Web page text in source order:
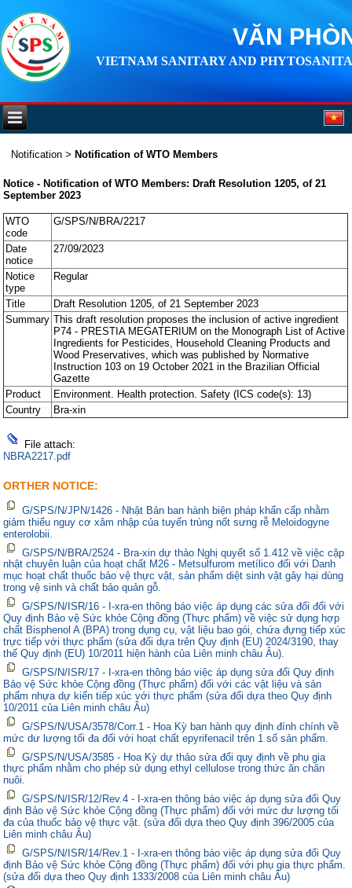
VĂN
VIETNAM SANITARY AND
Notification > Notification of WTO Members
Notice - Notification of WTO Members: Draft Resolution 1205, of 21
September 2023
WTO
code
G/SPS/N/BRA/2217
Date
notice
27/09/2023
Notice
type
Regular
Title
Draft Resolution 1205, of 21 September 2023
Summary This draft resolution proposes the inclusion of active ingredient
P74 - PRESTIA MEGATERIUM on the Monograph List of Active
Ingredients for Pesticides, Household Cleaning Products and
Wood Preservatives, which was published by Normative
Instruction 103 on 19 October 2021 in the Brazilian Official
Gazette
Product
Environment. Health protection. Safety (ICS code(s): 13)
Country
Bra-xin
File attach:
NBRA2217.pdf
ORTHER NOTICE:
G/SPS/N/JPN/1426 - Nhật Bản ban hành biện pháp khẩn cấp nhằm
giảm thiểu nguy cơ xâm nhập của tuyến trùng nốt sưng rễ Meloidogyne
enterolobii.
G/SPS/N/BRA/2524 - Bra-xin dự thảo Nghị quyết số 1.412 về việc cập
nhật chuyên luận của hoạt chất M26 - Metsulfurom metílico đối với Danh
mục hoạt chất thuốc bảo vệ thực vật, sản phẩm diệt sinh vật gây hại dùng
trong vệ sinh và chất bảo quản gỗ.
G/SPS/N/ISR/16 - I-xra-en thông báo việc áp dụng các sửa đổi đối với
Quy định Bảo vệ Sức khỏe Cộng đồng (Thực phẩm) về việc sử dụng hợp
chất Bisphenol A (BPA) trong dụng cụ, vật liệu bao gói, chứa đựng tiếp xúc
trực tiếp với thực phẩm (sửa đổi dựa trên Quy định (EU) 2024/3190, thay
thế Quy định (EU) 10/2011 hiện hành của Liên minh châu Âu).
G/SPS/N/ISR/17 - I-xra-en thông báo việc áp dụng sửa đổi Quy định
Bảo vệ Sức khỏe Cộng đồng (Thực phẩm) đối với các vật liệu và sản
phẩm nhựa dự kiến tiếp xúc với thực phẩm (sửa đổi dựa theo Quy định
10/2011 của Liên minh châu Âu)
G/SPS/N/USA/3578/Corr.1 - Hoa Kỳ ban hành quy định đính chính về
mức dư lượng tối đa đối với hoạt chất epyrifenacil trên 1 số sản phẩm.
G/SPS/N/USA/3585 - Hoa Kỳ dự thảo sửa đổi quy định về phụ gia
thực phẩm nhằm cho phép sử dụng ethyl cellulose trong thức ăn chăn
nuôi.
G/SPS/N/ISR/12/Rev.4 - I-xra-en thông báo việc áp dụng sửa đổi Quy
định Bảo vệ Sức khỏe Cộng đồng (Thực phẩm) đối với mức dư lượng tối
đa của thuốc bảo vệ thực vật. (sửa đổi dựa theo Quy định 396/2005 của
Liên minh châu Âu)
G/SPS/N/ISR/14/Rev.1 - I-xra-en thông báo việc áp dụng sửa đổi Quy
định Bảo vệ Sức khỏe Cộng đồng (Thực phẩm) đối với phụ gia thực phẩm.
(sửa đổi dựa theo Quy định 1333/2008 của Liên minh châu Âu)